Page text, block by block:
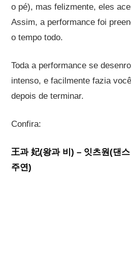
o pé), mas felizmente, eles
Assim, a performance foi
o tempo todo.
Toda a performance se
intenso, e facilmente fazia
depois de terminar.
Confira:
王과 妃(왕과 비) – 잇츠원(댄
주연)